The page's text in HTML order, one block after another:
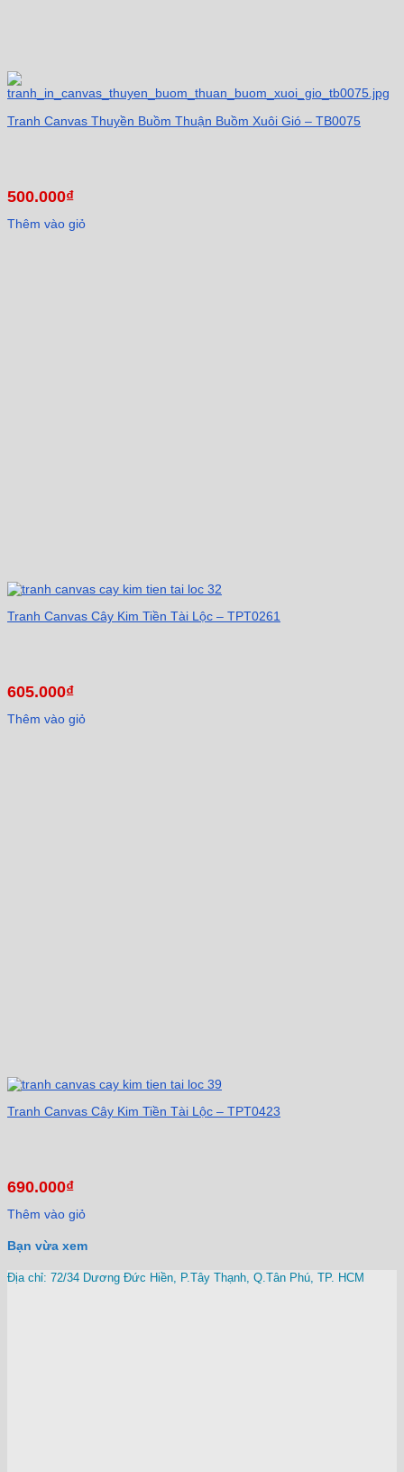
Tranh Canvas Thuyền Buồm Thuận Buồm Xuôi Gió – TB0075
500.000₫
Thêm vào giỏ
Tranh Canvas Cây Kim Tiền Tài Lộc – TPT0261
605.000₫
Thêm vào giỏ
Tranh Canvas Cây Kim Tiền Tài Lộc – TPT0423
690.000₫
Thêm vào giỏ
Bạn vừa xem
Địa chỉ: 72/34 Dương Đức Hiền, P.Tây Thạnh, Q.Tân Phú, TP. HCM